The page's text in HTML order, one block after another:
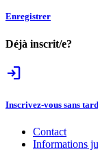
Enregistrer
Déjà inscrit/e?
login
Inscrivez-vous sans
Contact
Informations